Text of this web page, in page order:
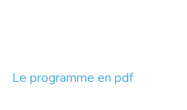
Le programme en pdf